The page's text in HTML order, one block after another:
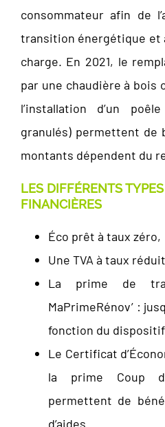
consommateur afin de
transition énergétique et
charge. En 2021, le
par une chaudière à bois
l’installation d’un
granulés) permettent de
montants dépendent du
LES DIFFÉRENTS TYPES
FINANCIÈRES
Éco prêt à taux zéro,
Une TVA à taux
La prime de
MaPrimeRénov’ :
fonction du
Le Certificat
la prime Coup
permettent de
d’aides.